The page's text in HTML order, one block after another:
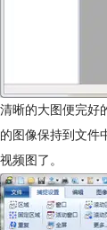
清晰的大图便完好
的图像保持到文件
视频图了。